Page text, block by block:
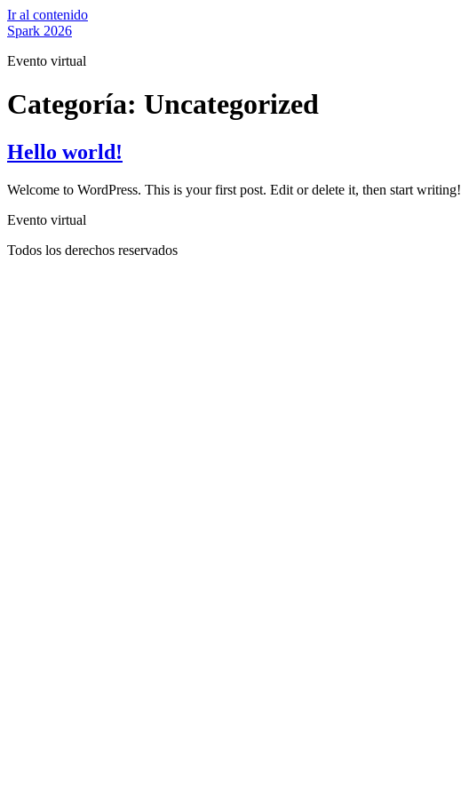
Ir al contenido
Spark 2026
Evento virtual
Categoría: Uncategorized
Hello world!
Welcome to WordPress. This is your first post. Edit or delete it, then start writing!
Evento virtual
Todos los derechos reservados